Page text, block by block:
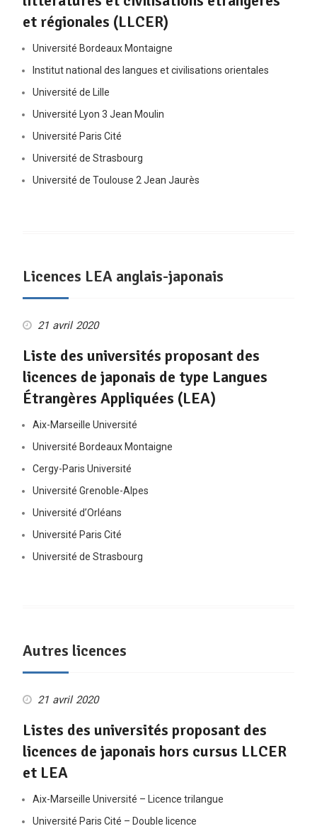
et régionales (LLCER)
Université Bordeaux Montaigne
Institut national des langues et civilisations orientales
Université de Lille
Université Lyon 3 Jean Moulin
Université Paris Cité
Université de Strasbourg
Université de Toulouse 2 Jean Jaurès
Licences LEA anglais-japonais
21 avril 2020
Liste des universités proposant des
licences de japonais de type Langues
Étrangères Appliquées (LEA)
Aix-Marseille Université
Université Bordeaux Montaigne
Cergy-Paris Université
Université Grenoble-Alpes
Université d’Orléans
Université Paris Cité
Université de Strasbourg
Autres licences
21 avril 2020
Listes des universités proposant des
licences de japonais hors cursus LLCER
et LEA
Aix-Marseille Université – Licence trilangue
Université Paris Cité – Double licence